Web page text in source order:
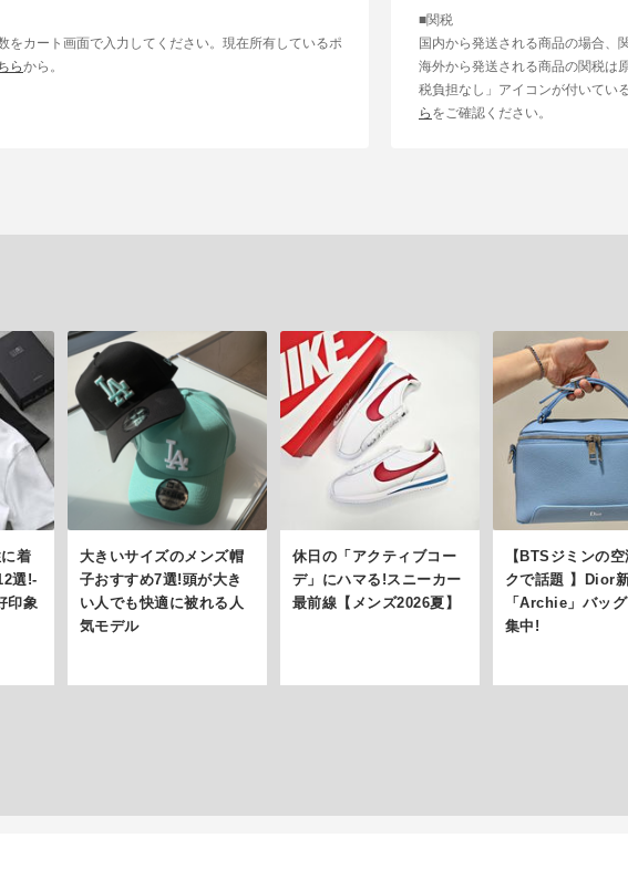
をカート画面で入力してください。現在所有しているポ
らから。
■関税
国内から発送される商品の場合、
海外から発送される商品の関税は
税負担なし」アイコンが付いてい
ら をご確認ください。
着
選!-
印象
大きいサイズのメンズ帽
子おすすめ7選!頭が大き
い人でも快適に被れる人
気モデル
休日の「アクティブコー
デ」にハマる!スニーカー
最前線【メンズ2026夏】
【BTSジミンの
クで話題 】Dior
「Archie」バッ
集中!